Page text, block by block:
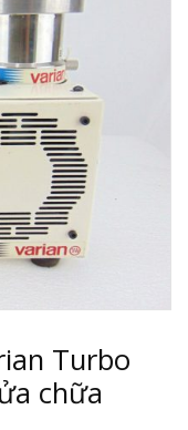
Turbo
chữa